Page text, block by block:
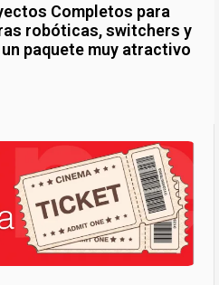
Completos para
robóticas, switchers y
paquete muy atractivo